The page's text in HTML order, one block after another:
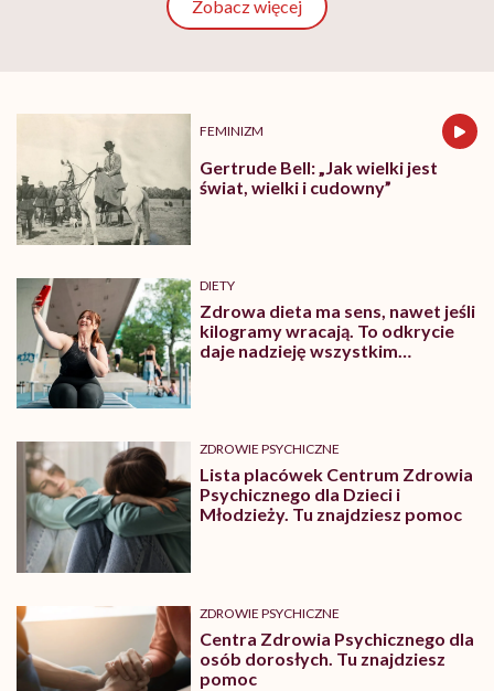
Zobacz więcej
FEMINIZM
Gertrude Bell: „Jak wielki jest
świat, wielki i cudowny”
DIETY
Zdrowa dieta ma sens, nawet jeśli
kilogramy wracają. To odkrycie
daje nadzieję wszystkim
ZDROWIE PSYCHICZNE
Lista placówek Centrum Zdrowia
Psychicznego dla Dzieci i
Młodzieży. Tu znajdziesz pomoc
ZDROWIE PSYCHICZNE
Centra Zdrowia Psychicznego dla
osób dorosłych. Tu znajdziesz
pomoc